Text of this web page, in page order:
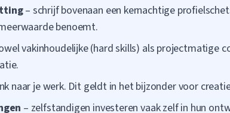
– schrijf bovenaan een kernachtige
benoemt.
vakinhoudelijke (hard skills) als projectmatige
naar je werk. Dit geldt in het bijzonder voor
– zelfstandigen investeren vaak zelf in hun